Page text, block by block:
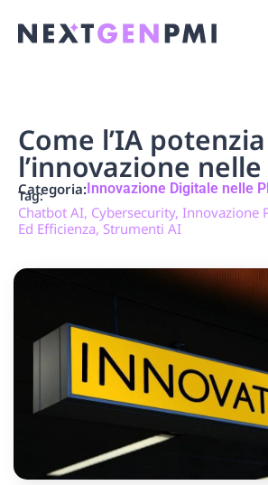
Come l’IA potenzia
l’innovazione
Categoria:Innovazione Digitale nelle
Tag:
Chatbot AI, Cybersecurity, Innovazione
Ed Efficienza, Strumenti AI